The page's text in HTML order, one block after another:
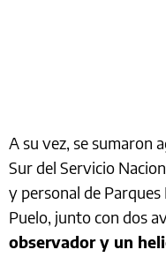
A su vez, se sumaron
Sur del Servicio
y personal de
Puelo, junto con dos
observador y un